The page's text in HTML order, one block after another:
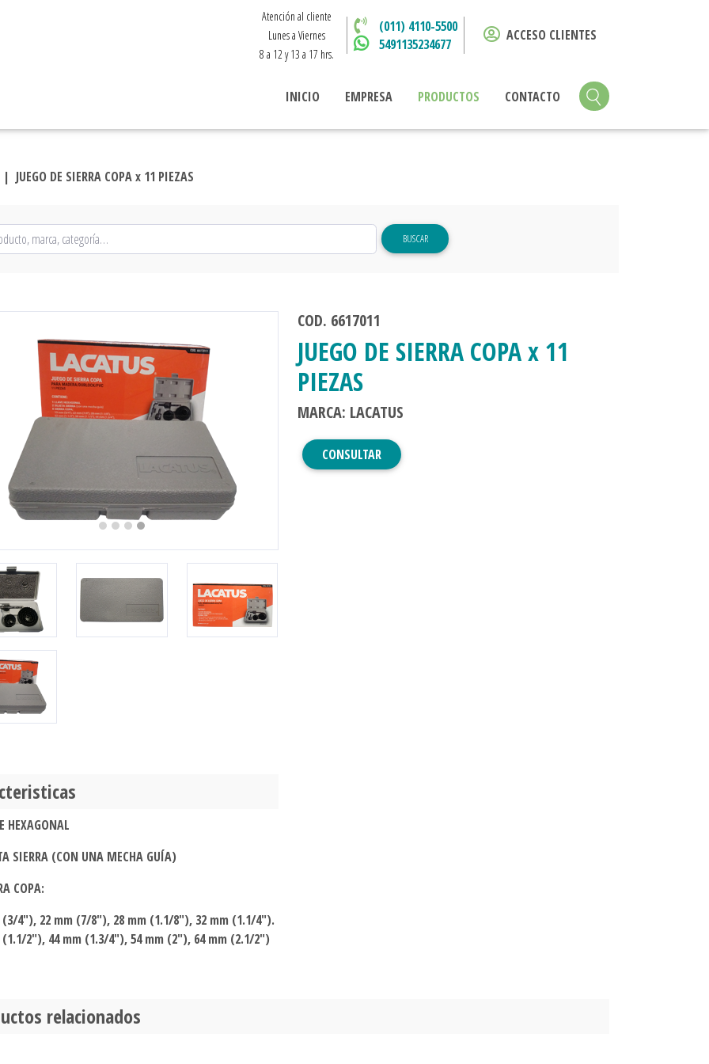
Atención al cliente
Lunes a Viernes
8 a 12 y 13 a 17 hrs.
(011) 4110-5500
5491135234677
ACCESO CLIENTES
INICIO EMPRESA PRODUCTOS CONTACTO
| JUEGO DE SIERRA COPA x 11 PIEZAS
BUSCAR
COD. 6617011
JUEGO DE SIERRA COPA x 11
PIEZAS
MARCA: LACATUS
CONSULTAR
HEXAGONAL
SIERRA (CON UNA MECHA GUÍA)
COPA:
(3/4"), 22 mm (7/8"), 28 mm (1.1/8"), 32 mm (1.1/4").
(1.1/2"), 44 mm (1.3/4"), 54 mm (2"), 64 mm (2.1/2")
relacionados